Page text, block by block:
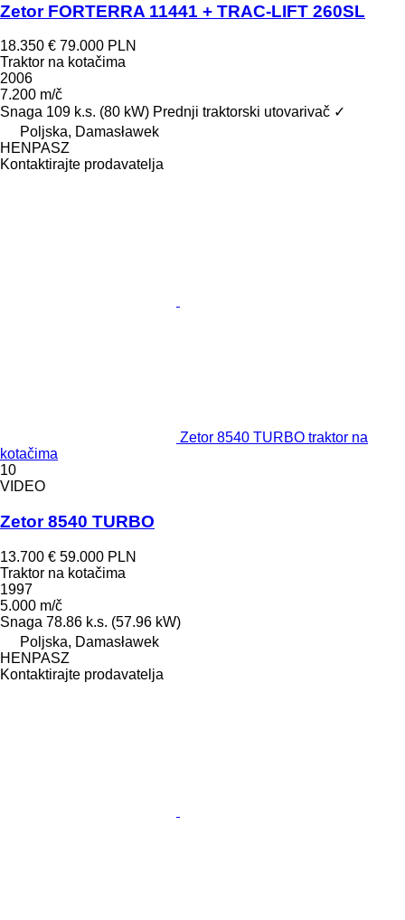
Zetor FORTERRA 11441 + TRAC-LIFT 260SL
18.350 € 79.000 PLN
Traktor na kotačima
2006
7.200 m/č
Snaga 109 k.s. (80 kW) Prednji traktorski utovarivač ✓
Poljska, Damasławek
HENPASZ
Kontaktirajte prodavatelja
Zetor 8540 TURBO traktor na
kotačima
10
VIDEO
Zetor 8540 TURBO
13.700 € 59.000 PLN
Traktor na kotačima
1997
5.000 m/č
Snaga 78.86 k.s. (57.96 kW)
Poljska, Damasławek
HENPASZ
Kontaktirajte prodavatelja